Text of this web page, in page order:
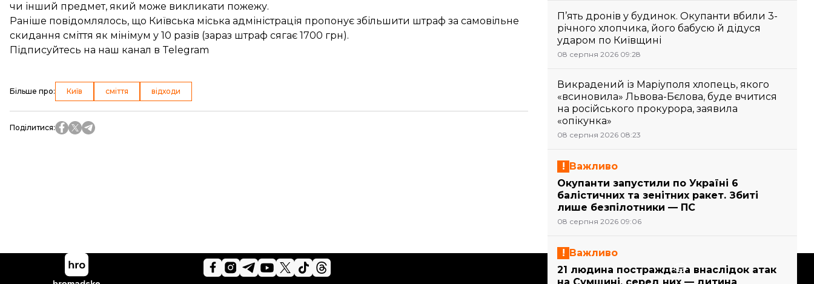
чи інший предмет, який може викликати пожежу.
Раніше повідомлялось, що Київська міська адміністрація пропонує збільшити штраф за самовільне
скидання сміття як мінімум у 10 разів (зараз штраф сягає 1700 грн).
Підписуйтесь на наш канал в Telegram
Більше про: Київ сміття відходи
Поділитися:
П’ять дронів у будинок. Окупанти вбили 3-
річного хлопчика, його бабусю й дідуся
ударом по Київщині
08 серпня 2026 09:28
Викрадений із Маріуполя хлопець, якого
«всиновила» Львова-Бєлова, буде вчитися
на російського прокурора, заявила
«опікунка»
08 серпня 2026 08:23
Важливо
Окупанти запустили по Україні 6
балістичних та зенітних ракет. Збиті
лише безпілотники — ПС
08 серпня 2026 09:06
Важливо
21 людина постраждала внаслідок атак
Підтримати